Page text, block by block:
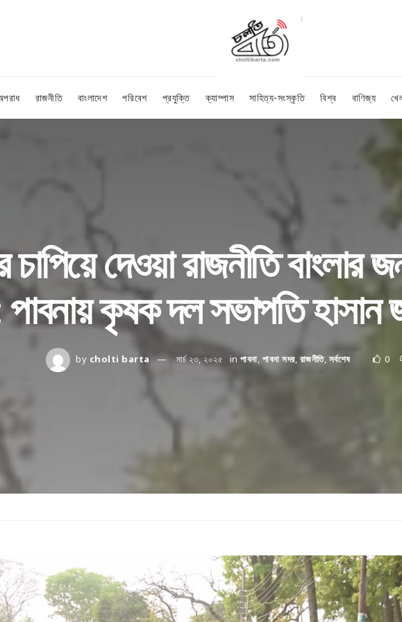
রাজনীতি বাংলাদেশ পরিবেশ প্রযুক্তি ক্যাম্পাস সাহিত্য-সংস্কৃতি বিশ্ব বাণিজ্য
চাপিয়ে দেওয়া রাজনীতি বাংলার
পাবনায় কৃষক দল সভাপতি হাসান
by cholti barta মার্চ ২৩, ২০২৫ in পাবনা,পাবনা সদর, রাজনীতি, সর্বশেষ 0